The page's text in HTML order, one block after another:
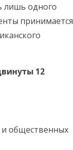
лишь одного
принимается
12
общественных